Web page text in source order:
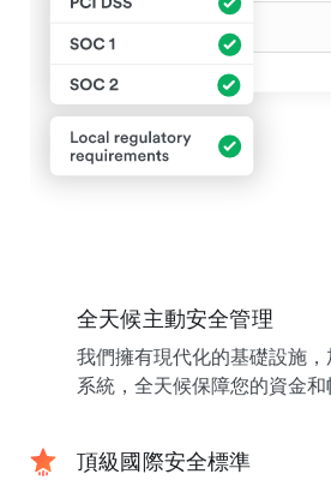
全天候主動安全管理
我們擁有現代化的基礎設施
系統，全天候保障您的資金和
頂級國際安全標準